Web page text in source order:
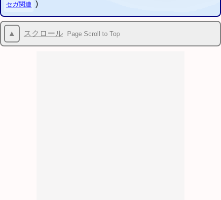
セガ関連 )
▲ スクロール Page Scroll to Top